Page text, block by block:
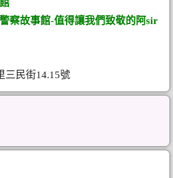
察故事館-值得讓我們致敬的阿sir
三民街14.15號